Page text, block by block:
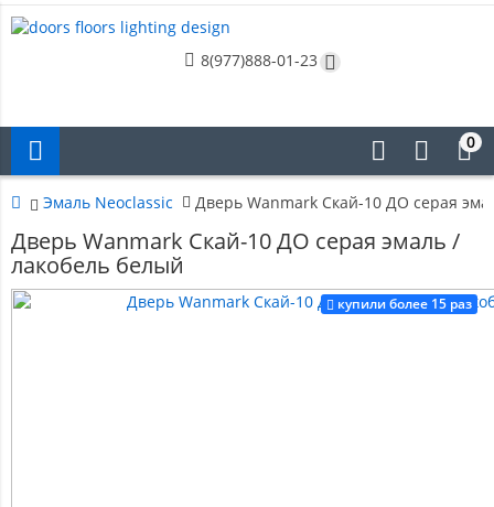
8(977)888-01-23
0
Эмаль Neoclassic Дверь Wanmark Скай-10 ДО серая
Дверь Wanmark Скай-10 ДО серая эмаль /
лакобель белый
купили более 15 раз